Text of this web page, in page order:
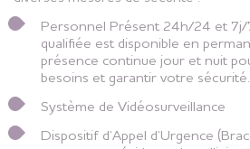
Personnel Présent 24h/24 et 7j/
qualifiée est disponible en
présence continue jour et nuit
besoins et garantir votre sécurité.
Système de Vidéosurveillance
Dispositif d’Appel d’Urgence